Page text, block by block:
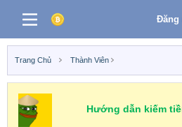
Đăng
Trang Chủ Thành Viên
Hướng dẫn kiếm